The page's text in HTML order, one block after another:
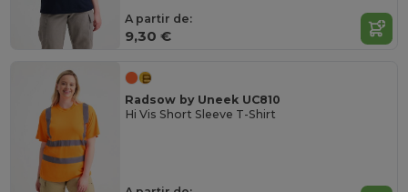
A partir de:
9,30 €
Radsow by Uneek UC810
Hi Vis Short Sleeve T-Shirt